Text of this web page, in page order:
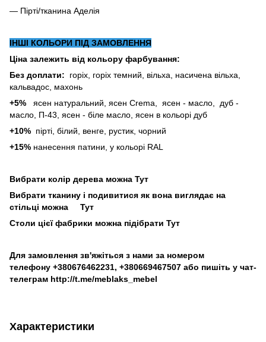
― Пірті/тканина Аделія
ІНШІ КОЛЬОРИ ПІД ЗАМОВЛЕННЯ
Ціна залежить від кольору фарбування:
Без доплати: горіх, горіх темний, вільха, насичена вільха,
кальвадос, махонь
+5%
ясен натуральний, ясен Crema, ясен - масло, дуб -
масло, П-43, ясен - біле масло, ясен в кольорі дуб
+10% пірті, білий, венге, рустик, чорний
+15% нанесення патини, у кольорі RAL
Вибрати колір дерева можна Тут
Вибрати тканину і подивитися як вона виглядає на
стільці можна Тут
Столи цієї фабрики можна підібрати Тут
Для замовлення зв'яжіться з нами за номером
телефону +380676462231, +380669467507 або пишіть у чат-
телеграм http://t.me/meblaks_mebel
Характеристики